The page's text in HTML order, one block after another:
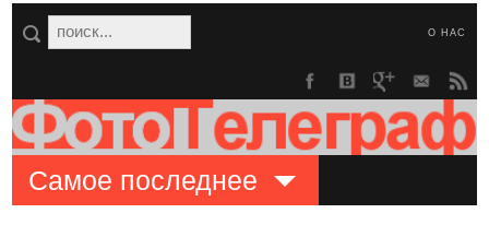
О НАС
Самое последнее